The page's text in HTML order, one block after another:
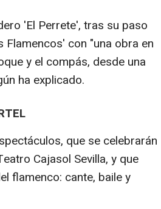
'El Perrete', tras su paso
Flamencos' con "una obra en
y el compás, desde una
ha explicado.
que se celebrarán
Cajasol Sevilla, y que
flamenco: cante, baile y